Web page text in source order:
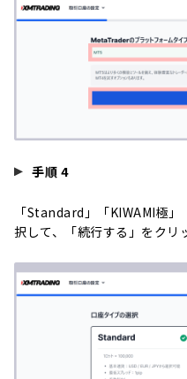
手順 4
「Standard」「KIWAMI極
択して、「続行する」をクリ